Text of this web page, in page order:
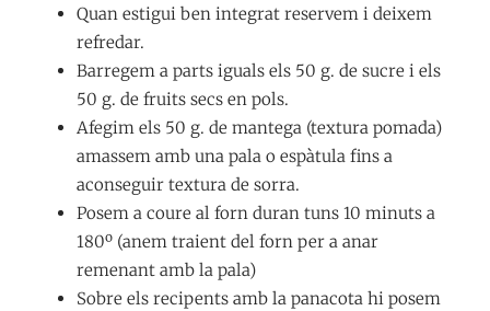
Quan estigui ben integrat reservem i deixem
refredar.
Barregem a parts iguals els 50 g. de sucre i els
50 g. de fruits secs en pols.
Afegim els 50 g. de mantega (textura pomada)
amassem amb una pala o espàtula fins a
aconseguir textura de sorra.
Posem a coure al forn duran tuns 10 minuts a
180º (anem traient del forn per a anar
remenant amb la pala)
Sobre els recipents amb la panacota hi posem